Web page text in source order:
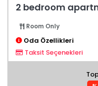
2 bedroom
Room Only
Oda Özellikleri
Taksit Seçenekleri